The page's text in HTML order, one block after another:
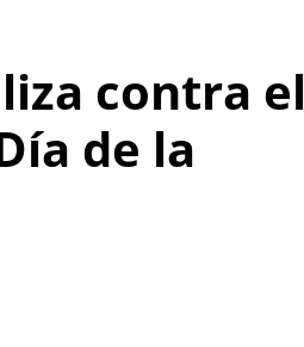
contra el
de la